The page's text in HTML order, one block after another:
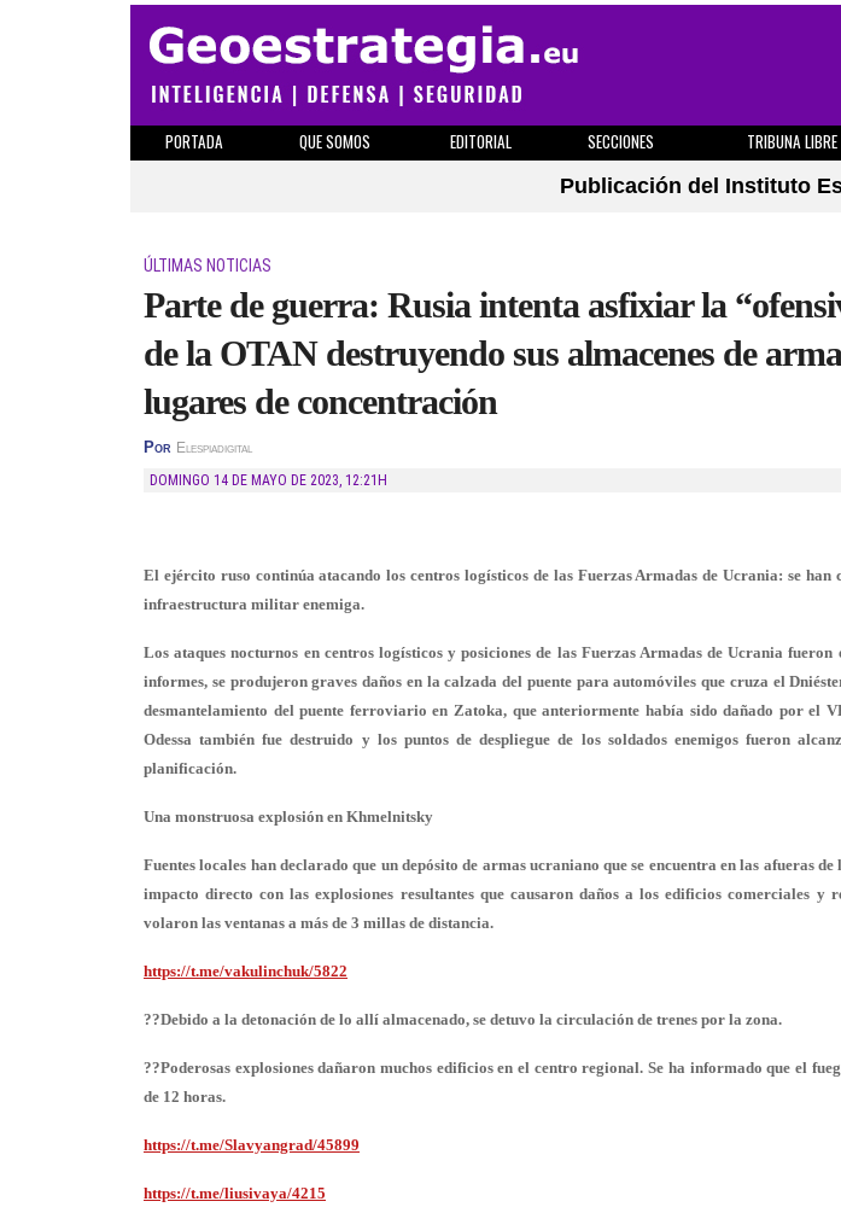
PORTADA QUE SOMOS EDITORIAL SECCIONES TRIBUNA LIBRE
Publicación del Instituto
ÚLTIMAS NOTICIAS
Parte de guerra: Rusia intenta asfixiar la
de la OTAN destruyendo sus almacenes de
lugares de concentración
Por Elespiadigital
DOMINGO 14 DE MAYO DE 2023, 12:21H
El ejército ruso continúa atacando los centros logísticos de las Fuerzas Armadas de Ucrania: se han
infraestructura militar enemiga.
Los ataques nocturnos en centros logísticos y posiciones de las Fuerzas Armadas de Ucrania fueron
informes, se produjeron graves daños en la calzada del puente para automóviles que cruza el
desmantelamiento del puente ferroviario en Zatoka, que anteriormente había sido dañado por el
Odessa también fue destruido y los puntos de despliegue de los soldados enemigos fueron
planificación.
Una monstruosa explosión en Khmelnitsky
Fuentes locales han declarado que un depósito de armas ucraniano que se encuentra en las afueras
impacto directo con las explosiones resultantes que causaron daños a los edificios comerciales y
volaron las ventanas a más de 3 millas de distancia.
https://t.me/vakulinchuk/5822
??Debido a la detonación de lo allí almacenado, se detuvo la circulación de trenes por la zona.
??Poderosas explosiones dañaron muchos edificios en el centro regional. Se ha informado que el
de 12 horas.
https://t.me/Slavyangrad/45899
https://t.me/liusivaya/4215